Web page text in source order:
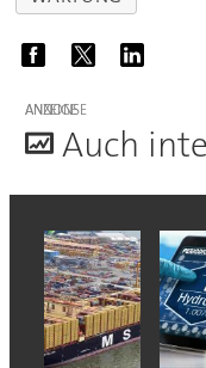
ANZEIGE
Auch